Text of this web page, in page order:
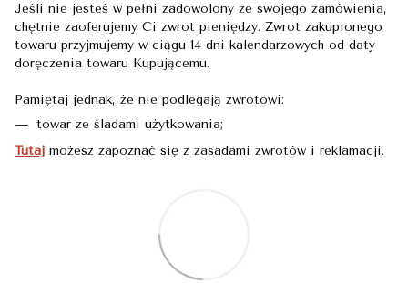
Jeśli nie jesteś w pełni zadowolony ze swojego zamówienia,
chętnie zaoferujemy Ci zwrot pieniędzy. Zwrot zakupionego
towaru przyjmujemy w ciągu 14 dni kalendarzowych od daty
doręczenia towaru Kupującemu.
Pamiętaj jednak, że nie podlegają zwrotowi:
towar ze śladami użytkowania;
Tutaj możesz zapoznać się z zasadami zwrotów i reklamacji.